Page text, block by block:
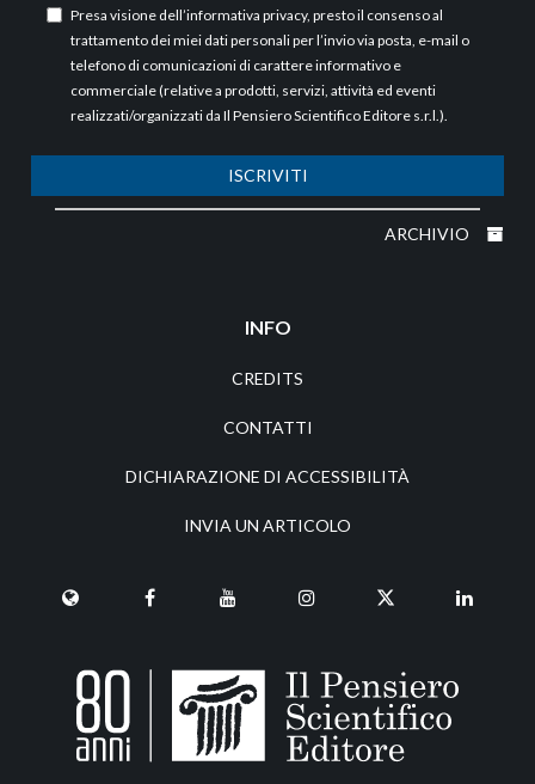
Presa visione dell’informativa privacy, presto il consenso al
trattamento dei miei dati personali per l’invio via posta, e-mail o
telefono di comunicazioni di carattere informativo e
commerciale (relative a prodotti, servizi, attività ed eventi
realizzati/organizzati da Il Pensiero Scientifico Editore s.r.l.).
ISCRIVITI
ARCHIVIO
INFO
CREDITS
CONTATTI
DICHIARAZIONE DI ACCESSIBILITÀ
INVIA UN ARTICOLO